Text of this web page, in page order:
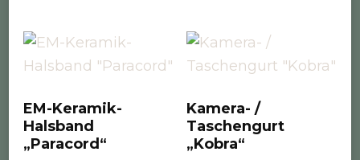
EM-Keramik-
Halsband
„Paracord“
Kamera- /
Taschengurt
„Kobra“